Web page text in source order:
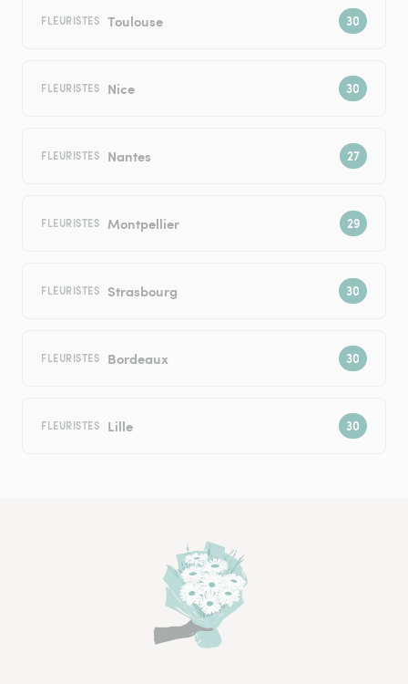
FLEURISTES Toulouse
FLEURISTES Nice
FLEURISTES Nantes
FLEURISTES Montpellier
FLEURISTES Strasbourg
FLEURISTES Bordeaux
FLEURISTES Lille